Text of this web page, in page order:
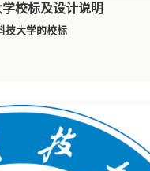
校标及设计说明
技大学的校标